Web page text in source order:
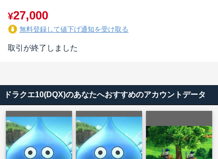
¥27,000
無料登録して値下げ通知を受け取る
取引が終了しました
ドラクエ10(DQX)のあなたへおすすめのアカウントデータ